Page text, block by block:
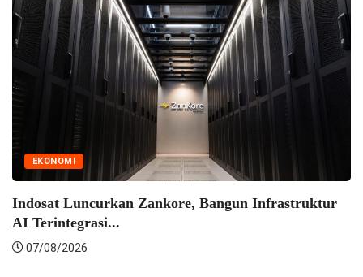
Bangun Infrastruktur